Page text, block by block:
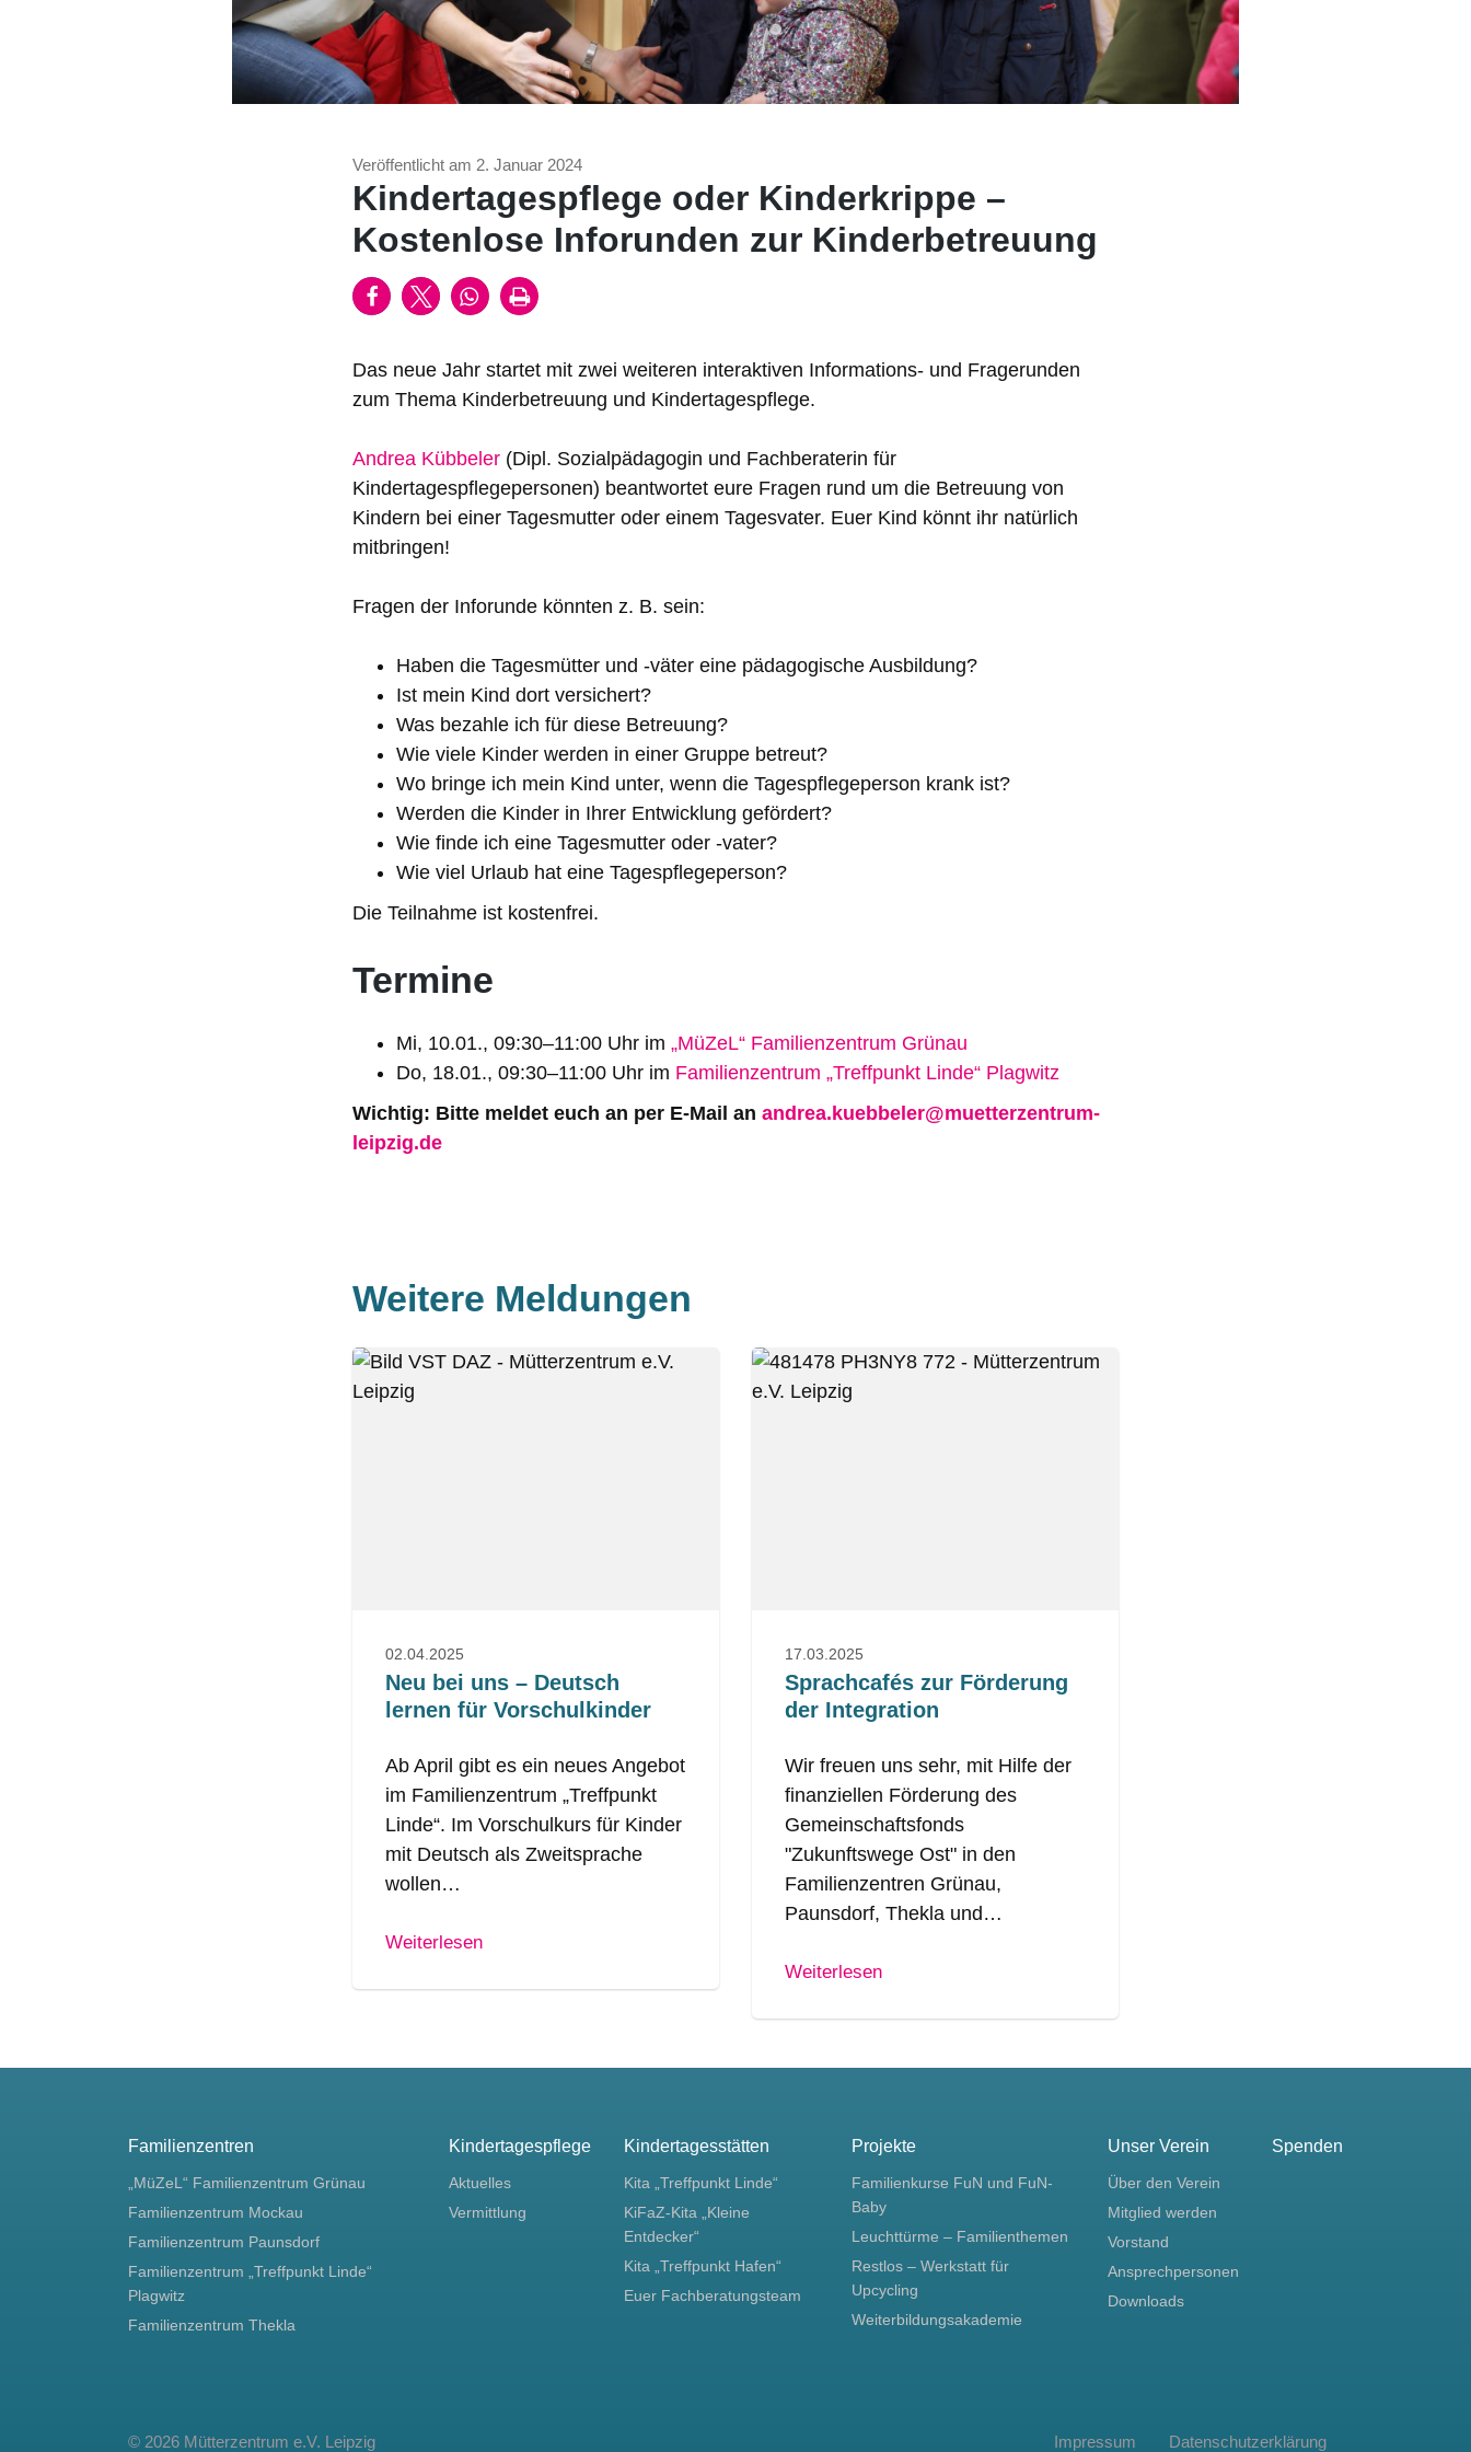
Veröffentlicht am 2. Januar 2024
Kindertagespflege oder Kinderkrippe –
Kostenlose Inforunden zur Kinderbetreuung
Das neue Jahr startet mit zwei weiteren interaktiven Informations- und Fragerunden
zum Thema Kinderbetreuung und Kindertagespflege.
Andrea Kübbeler (Dipl. Sozialpädagogin und Fachberaterin für
Kindertagespflegepersonen) beantwortet eure Fragen rund um die Betreuung von
Kindern bei einer Tagesmutter oder einem Tagesvater. Euer Kind könnt ihr natürlich
mitbringen!
Fragen der Inforunde könnten z. B. sein:
Haben die Tagesmütter und -väter eine pädagogische Ausbildung?
Ist mein Kind dort versichert?
Was bezahle ich für diese Betreuung?
Wie viele Kinder werden in einer Gruppe betreut?
Wo bringe ich mein Kind unter, wenn die Tagespflegeperson krank ist?
Werden die Kinder in Ihrer Entwicklung gefördert?
Wie finde ich eine Tagesmutter oder -vater?
Wie viel Urlaub hat eine Tagespflegeperson?
Die Teilnahme ist kostenfrei.
Termine
Mi, 10.01., 09:30–11:00 Uhr im „MüZeL“ Familienzentrum Grünau
Do, 18.01., 09:30–11:00 Uhr im Familienzentrum „Treffpunkt Linde“ Plagwitz
Wichtig: Bitte meldet euch an per E-Mail an andrea.kuebbeler@muetterzentrum-
leipzig.de
Weitere Meldungen
02.04.2025
Neu bei uns – Deutsch
lernen für Vorschulkinder
Ab April gibt es ein neues Angebot
im Familienzentrum „Treffpunkt
Linde“. Im Vorschulkurs für Kinder
mit Deutsch als Zweitsprache
wollen…
Weiterlesen
17.03.2025
Sprachcafés zur Förderung
der Integration
Wir freuen uns sehr, mit Hilfe der
finanziellen Förderung des
Gemeinschaftsfonds
"Zukunftswege Ost" in den
Familienzentren Grünau,
Paunsdorf, Thekla und…
Weiterlesen
Familienzentren
„MüZeL“ Familienzentrum Grünau
Familienzentrum Mockau
Familienzentrum Paunsdorf
Familienzentrum „Treffpunkt Linde“
Plagwitz
Familienzentrum Thekla
Kindertagespflege
Aktuelles
Vermittlung
Kindertagesstätten
Kita „Treffpunkt Linde“
KiFaZ-Kita „Kleine
Entdecker“
Kita „Treffpunkt Hafen“
Euer Fachberatungsteam
Projekte
Familienkurse FuN und FuN-
Baby
Leuchttürme – Familienthemen
Restlos – Werkstatt für
Upcycling
Weiterbildungsakademie
Unser Verein
Über den Verein
Mitglied werden
Vorstand
Ansprechpersonen
Downloads
Spenden
© 2026 Mütterzentrum e.V. Leipzig Impressum Datenschutzerklärung